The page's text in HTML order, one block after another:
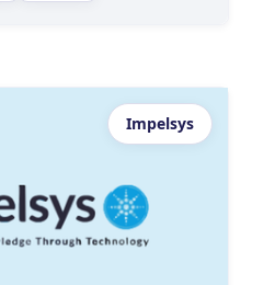
Impelsys